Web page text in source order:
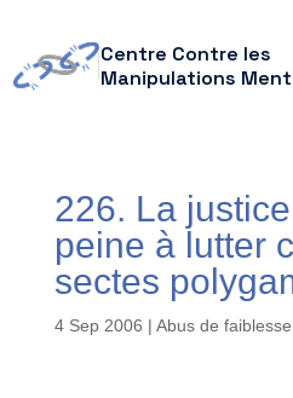
Centre Contre les
Manipulations
226. La
peine à lutter
sectes
4 Sep 2006 | Abus de faiblesse